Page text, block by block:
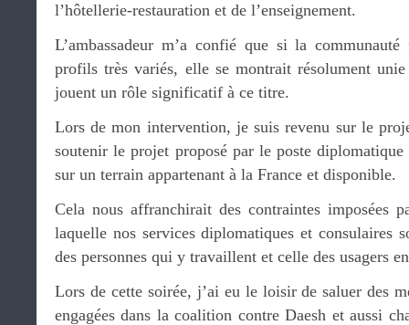
l’hôtellerie-restauration et de l’enseignement.
L’ambassadeur m’a confié que si la
profils très variés, elle se montrait résolument
jouent un rôle significatif à ce titre.
Lors de mon intervention, je suis revenu sur le
soutenir le projet proposé par le poste diplomatique
sur un terrain appartenant à la France et disponible.
Cela nous affranchirait des contraintes imposées
laquelle nos services diplomatiques et consulaires
des personnes qui y travaillent et celle des usagers
Lors de cette soirée, j’ai eu le loisir de saluer des
engagées dans la coalition contre Daesh et aussi